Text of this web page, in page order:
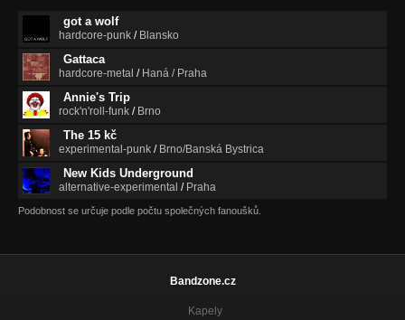
Nezařazeno
Mlha na lúkách
Nezařazeno
Fantazie pro babičku
Nezařazeno
Město lvů
Nezařazeno
Nezařazeno
got a wolf
hardcore-punk / Blansko
Gattaca
hardcore-metal / Haná / Praha
Annie's Trip
rock'n'roll-funk / Brno
The 15 kč
experimental-punk / Brno/Banská Bystrica
New Kids Underground
alternative-experimental / Praha
Podobnost se určuje podle počtu společných fanoušků.
Bandzone.cz
Kapely